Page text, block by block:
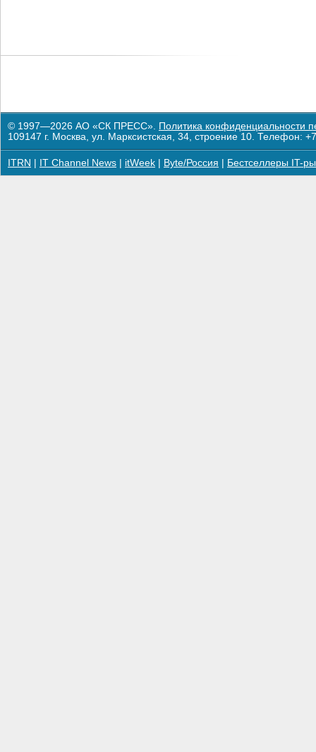
© 1997—2026 АО «СК ПРЕСС». Политика конфиденциальности
109147 г. Москва, ул. Марксистская, 34, строение 10. Телефон:
ITRN IT Channel News itWeek Byte/Россия Бестселлеры IT-